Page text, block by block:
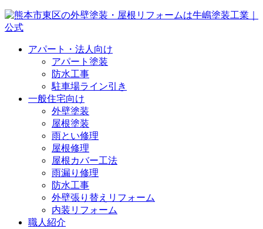
アパート・法人向け
アパート塗装
防水工事
駐車場ライン引き
一般住宅向け
外壁塗装
屋根塗装
雨とい修理
屋根修理
屋根カバー工法
雨漏り修理
防水工事
外壁張り替えリフォーム
内装リフォーム
職人紹介